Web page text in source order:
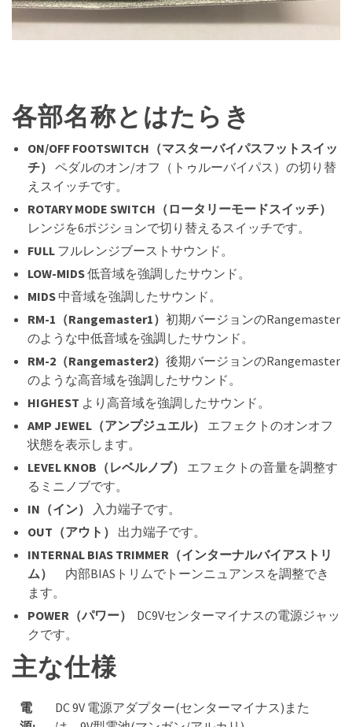
各部名称とはたらき
ON/OFF FOOTSWITCH（マスターバイパスフットスイッ
チ） ペダルのオン/オフ（トゥルーバイパス）の切り替
えスイッチです。
ROTARY MODE SWITCH（ロータリーモードスイッチ）
レンジを6ポジションで切り替えるスイッチです。
FULL フルレンジブーストサウンド。
LOW-MIDS低音域を強調したサウンド。
MIDS 中音域を強調したサウンド。
RM-1（Rangemaster1） 初期バージョンのRangemaster
のような中低音域を強調したサウンド。
RM-2（Rangemaster2） 後期バージョンのRangemaster
のような高音域を強調したサウンド。
HIGHEST より高音域を強調したサウンド。
AMP JEWEL（アンプジュエル）
エフェクトのオンオフ
状態を表示します。
LEVEL KNOB（レベルノブ）
エフェクトの音量を調整す
るミニノブです。
IN（イン）
入力端子です。
OUT（アウト）
出力端子です。
INTERNAL BIAS TRIMMER（インターナルバイアストリ
ム）
内部BIASトリムでトーンニュアンスを調整でき
ます。
POWER（パワー）
DC9Vセンターマイナスの電源ジャッ
クです。
主な仕様
電
DC 9V 電源アダプター(センターマイナス)また